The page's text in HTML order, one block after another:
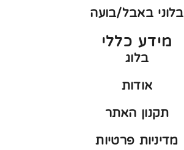
בלוני באבל/בועה
מידע כללי
בלוג
אודות
תקנון האתר
מדיניות פרטיות